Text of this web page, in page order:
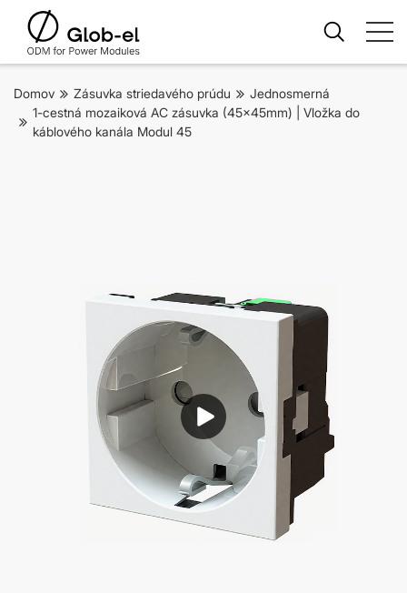
Domov Zásuvka striedavého prúdu
Jednosmerná
1-cestná mozaiková AC zásuvka (45x45mm) | Vložka do
káblového kanála Modul 45